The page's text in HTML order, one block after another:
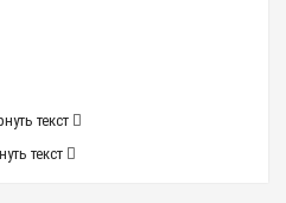
текст
текст